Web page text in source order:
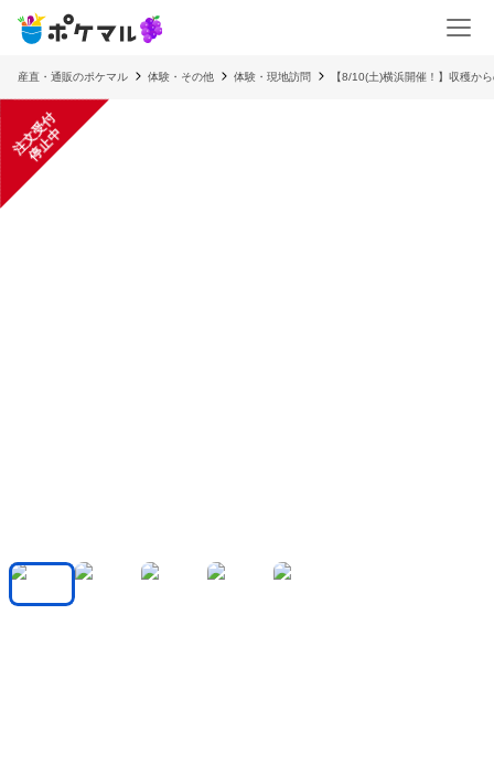
産直・通販のポケマル 体験・その他 体験・現地訪問 【8/10(土)横浜開催！】収穫か
注
文
受
付
停
止
中